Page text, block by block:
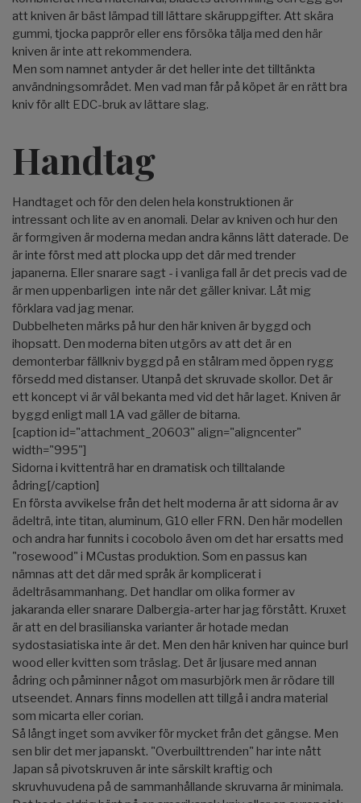
att kniven är bäst lämpad till lättare skäruppgifter. Att skära
gummi, tjocka papprör eller ens försöka tälja med den här
kniven är inte att rekommendera.
Men som namnet antyder är det heller inte det tilltänkta
användningsområdet. Men vad man får på köpet är en rätt bra
kniv för allt EDC-bruk av lättare slag.
Handtag
Handtaget och för den delen hela konstruktionen är
intressant och lite av en anomali. Delar av kniven och hur den
är formgiven är moderna medan andra känns lätt daterade. De
är inte först med att plocka upp det där med trender
japanerna. Eller snarare sagt - i vanliga fall är det precis vad de
är men uppenbarligen inte när det gäller knivar. Låt mig
förklara vad jag menar.
Dubbelheten märks på hur den här kniven är byggd och
ihopsatt. Den moderna biten utgörs av att det är en
demonterbar fällkniv byggd på en stålram med öppen rygg
försedd med distanser. Utanpå det skruvade skollor. Det är
ett koncept vi är väl bekanta med vid det här laget. Kniven är
byggd enligt mall 1A vad gäller de bitarna.
[caption id="attachment_20603" align="aligncenter"
width="995"]
Sidorna i kvittenträ har en dramatisk och tilltalande
ådring[/caption]
En första avvikelse från det helt moderna är att sidorna är av
ädelträ, inte titan, aluminum, G10 eller FRN. Den här modellen
och andra har funnits i cocobolo även om det har ersatts med
"rosewood" i MCustas produktion. Som en passus kan
nämnas att det där med språk är komplicerat i
ädelträsammanhang. Det handlar om olika former av
jakaranda eller snarare Dalbergia-arter har jag förstått. Kruxet
är att en del brasilianska varianter är hotade medan
sydostasiatiska inte är det. Men den här kniven har quince burl
wood eller kvitten som träslag. Det är ljusare med annan
ådring och påminner något om masurbjörk men är rödare till
utseendet. Annars finns modellen att tillgå i andra material
som micarta eller corian.
Så långt inget som avviker för mycket från det gängse. Men
sen blir det mer japanskt. "Overbuilttrenden" har inte nått
Japan så pivotskruven är inte särskilt kraftig och
skruvhuvudena på de sammanhållande skruvarna är minimala.